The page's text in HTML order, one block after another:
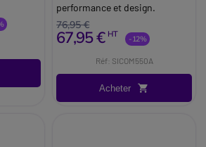
performance et design.
76,95 €
67,95 € HT -12%
Réf: SICOM550A
Acheter